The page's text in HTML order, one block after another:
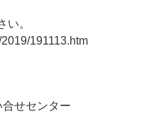
い。
191113.htm
せセンター